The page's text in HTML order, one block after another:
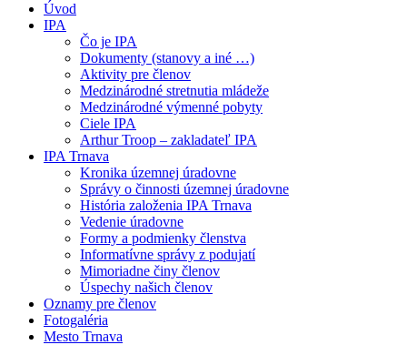
Úvod
IPA
Čo je IPA
Dokumenty (stanovy a iné …)
Aktivity pre členov
Medzinárodné stretnutia mládeže
Medzinárodné výmenné pobyty
Ciele IPA
Arthur Troop – zakladateľ IPA
IPA Trnava
Kronika územnej úradovne
Správy o činnosti územnej úradovne
História založenia IPA Trnava
Vedenie úradovne
Formy a podmienky členstva
Informatívne správy z podujatí
Mimoriadne činy členov
Úspechy našich členov
Oznamy pre členov
Fotogaléria
Mesto Trnava